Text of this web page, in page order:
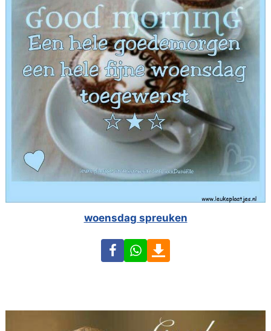
woensdag spreuken
FacebookWhatsApp